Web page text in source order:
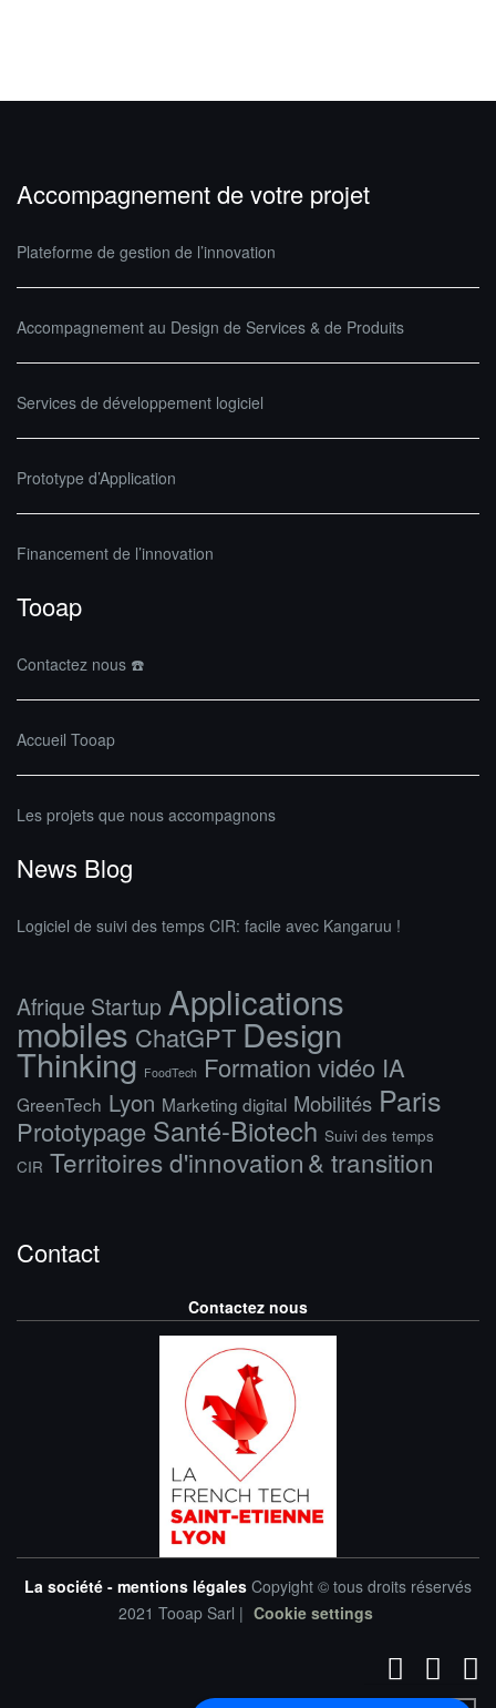
Accompagnement de votre projet
Plateforme de gestion de l’innovation
Accompagnement au Design de Services & de Produits
Services de développement logiciel
Prototype d’Application
Financement de l’innovation
Tooap
Contactez nous ☎️
Accueil Tooap
Les projets que nous accompagnons
News Blog
Logiciel de suivi des temps CIR: facile avec Kangaruu !
Afrique Startup Applications
mobiles ChatGPT Design
Thinking FoodTech Formation vidéo IA
GreenTech Lyon Marketing digital Mobilités Paris
Prototypage Santé-Biotech Suivi des temps
CIR Territoires d'innovation & transition
Contact
Contactez nous
La société - mentions légales Copyight © tous droits réservés
2021 Tooap Sarl | Cookie settings